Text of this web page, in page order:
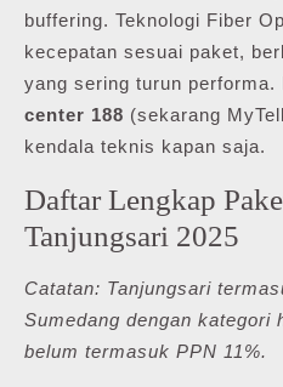
buffering. Teknologi Fiber
kecepatan sesuai paket,
yang sering turun performa.
center 188 (sekarang
kendala teknis kapan saja.
Daftar Lengkap
Tanjungsari 2025
Catatan: Tanjungsari
Sumedang dengan kategori
belum termasuk PPN 11%.